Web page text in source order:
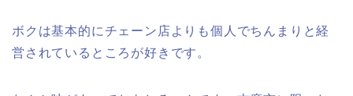
ボクは基本的にチェーン店よりも個人でちんまりと経
営されているところが好きです。